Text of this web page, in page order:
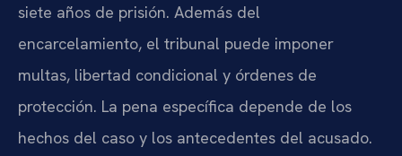
siete años de prisión. Además del
encarcelamiento, el tribunal puede imponer
multas, libertad condicional y órdenes de
protección. La pena específica depende de los
hechos del caso y los antecedentes del acusado.